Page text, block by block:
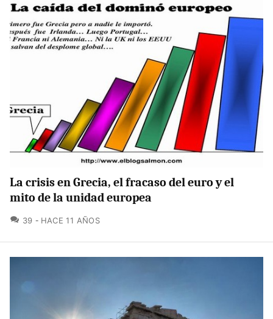
La crisis en Grecia, el fracaso del euro y el
mito de la unidad europea
39 COMENTARIOS
HACE 11 AÑOS